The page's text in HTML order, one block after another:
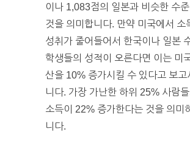
이나 1,083점의 일본과 비슷한 수
것을 의미합니다. 만약 미국에서 소
성취가 줄어들어서 한국이나 일본
학생들의 성적이 오른다면 이는 미
산을 10% 증가시킬 수 있다고 보고
니다. 가장 가난한 하위 25% 사람
소득이 22% 증가한다는 것을 의미
니다.